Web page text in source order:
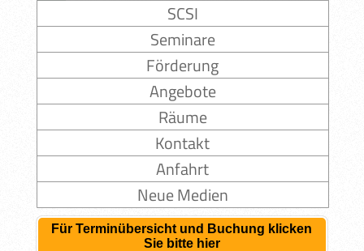
SCSI
Seminare
Förderung
Angebote
Räume
Kontakt
Anfahrt
Neue Medien
Für Terminübersicht und Buchung klicken
Sie bitte hier